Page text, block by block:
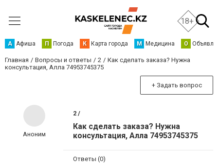
18+
А Афиша П Погода К Карта города М Медицина О
Главная Вопросы и ответы 2
Как сделать заказа? Нужна
консультация, Алла 74953745375
+ Задать вопрос
Аноним
2 /
Как сделать заказа? Нужна
консультация, Алла 74953745375
Ответы (0)